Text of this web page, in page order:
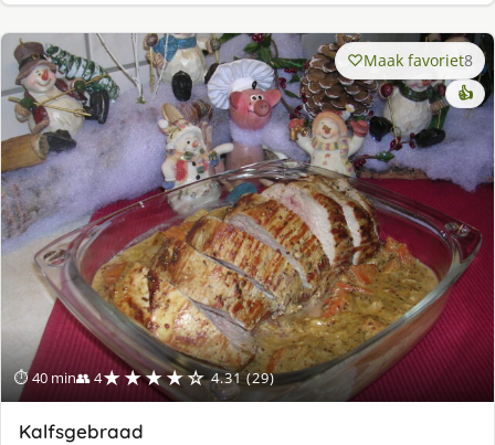
⏱ 40 min👥 4★★★★☆ 4.31 (29)
Maak favoriet8
👍
Kalfsgebraad